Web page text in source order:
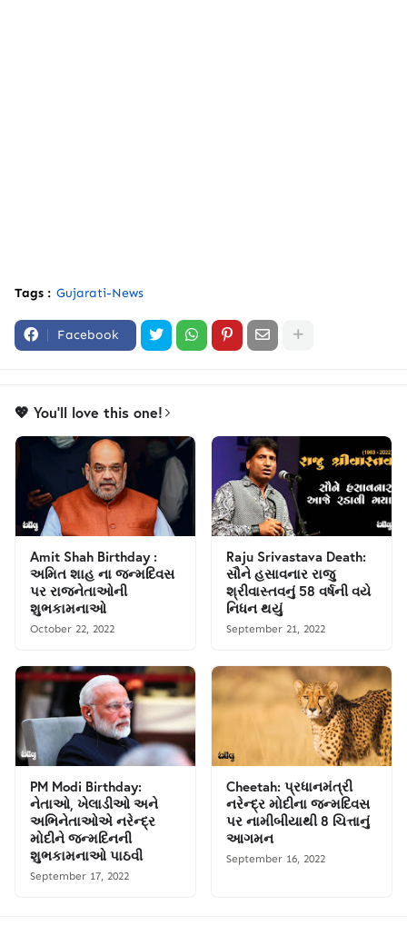
Tags : Gujarati-News
Facebook
💖 You'll love this one!
Amit Shah Birthday :
અમિત શાહ ના જન્મદિવસ
પર રાજનેતાઓની
શુભકામનાઓ
October 22, 2022
Raju Srivastava Death:
સૌને હસાવનાર રાજુ
શ્રીવાસ્તવનું 58 વર્ષની વયે
નિધન થયું
September 21, 2022
PM Modi Birthday:
નેતાઓ, ખેલાડીઓ અને
અભિનેતાઓએ નરેન્દ્ર
મોદીને જન્મદિનની
શુભકામનાઓ પાઠવી
September 17, 2022
Cheetah: પ્રધાનમંત્રી
નરેન્દ્ર મોદીના જન્મદિવસ
પર નામીબીયાથી 8 ચિત્તાનું
આગમન
September 16, 2022